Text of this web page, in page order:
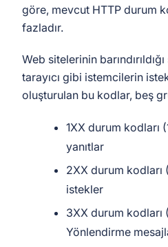
göre, mevcut HTTP durum
fazladır.
Web sitelerinin
tarayıcı gibi istemcilerin
oluşturulan bu kodlar, beş
1XX durum kodları
yanıtlar
2XX durum kodları
istekler
3XX durum
Yönlendirme